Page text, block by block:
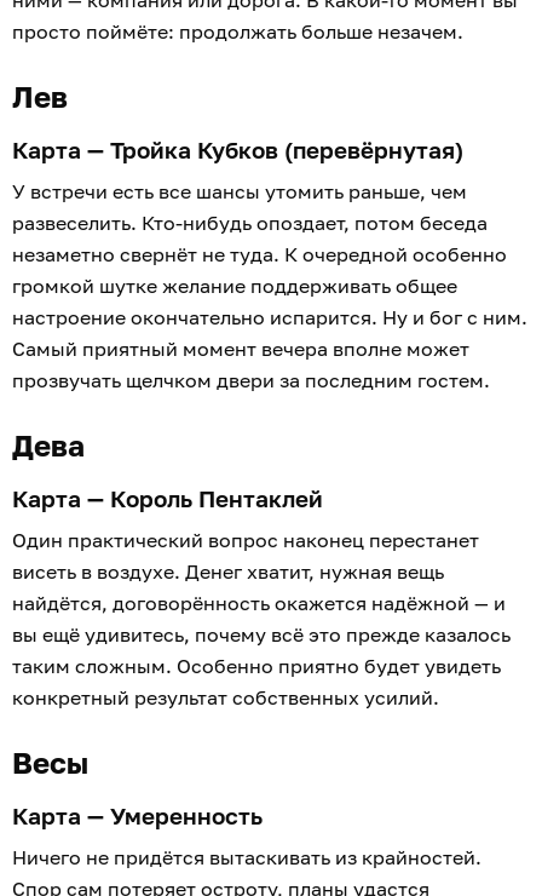
просто поймёте: продолжать больше незачем.
Лев
Карта — Тройка Кубков (перевёрнутая)
У встречи есть все шансы утомить раньше, чем
развеселить. Кто-нибудь опоздает, потом беседа
незаметно свернёт не туда. К очередной особенно
громкой шутке желание поддерживать общее
настроение окончательно испарится. Ну и бог с ним.
Самый приятный момент вечера вполне может
прозвучать щелчком двери за последним гостем.
Дева
Карта — Король Пентаклей
Один практический вопрос наконец перестанет
висеть в воздухе. Денег хватит, нужная вещь
найдётся, договорённость окажется надёжной — и
вы ещё удивитесь, почему всё это прежде казалось
таким сложным. Особенно приятно будет увидеть
конкретный результат собственных усилий.
Весы
Карта — Умеренность
Ничего не придётся вытаскивать из крайностей.
Спор сам потеряет остроту, планы удастся